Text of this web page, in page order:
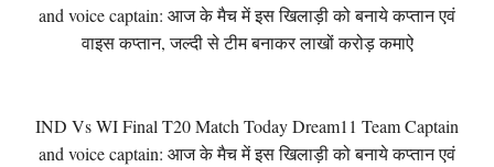
and voice captain: आज के मैच में इस खिलाड़ी को बनाये कप्तान एवं
वाइस कप्तान, जल्दी से टीम बनाकर लाखों करोड़ कमाऐ
IND Vs WI Final T20 Match Today Dream11 Team Captain
and voice captain: आज के मैच में इस खिलाड़ी को बनाये कप्तान एवं